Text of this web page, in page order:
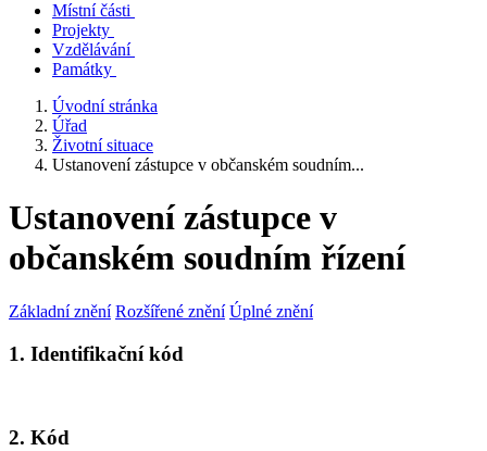
Místní části
Projekty
Vzdělávání
Památky
Úvodní stránka
Úřad
Životní situace
Ustanovení zástupce v občanském soudním...
Ustanovení zástupce v
občanském soudním řízení
Základní znění Rozšířené znění Úplné znění
1. Identifikační kód
2. Kód